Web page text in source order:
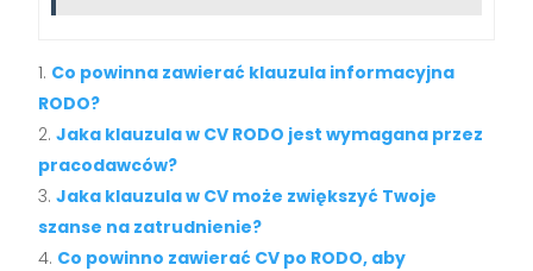
Co powinna zawierać klauzula informacyjna
RODO?
Jaka klauzula w CV RODO jest wymagana przez
pracodawców?
Jaka klauzula w CV może zwiększyć Twoje
szanse na zatrudnienie?
Co powinno zawierać CV po RODO, aby